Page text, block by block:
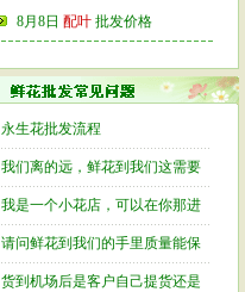
8月8日 配叶 批发价格
永生花批发流程
我们离的远，鲜花到我们这需要
我是一个小花店，可以在你那进
请问鲜花到我们的手里质量能保
货到机场后是客户自己提货还是